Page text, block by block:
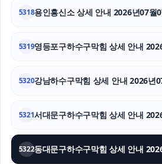
5318용인흥신소 상세 안내 2026년07월
5319영등포구하수구막힘 상세 안내
5320강남하수구막힘 상세 안내 2026년
5321서대문구하수구막힘 상세 안내
5322